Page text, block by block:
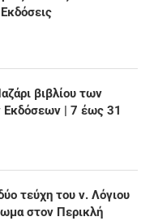
βιβλίου των
Εκδόσεων | 7 έως 31
τεύχη του ν. Λόγιου
στον Περικλή